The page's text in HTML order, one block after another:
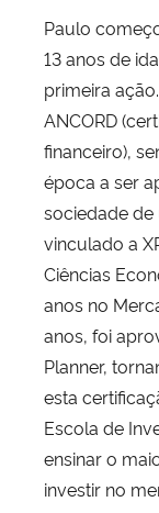
Paulo
13 anos de
primeira
ANCORD
financeiro),
época a ser
sociedade
vinculado a
Ciências
anos no
anos, foi
Planner,
esta
Escola de
ensinar o
investir no